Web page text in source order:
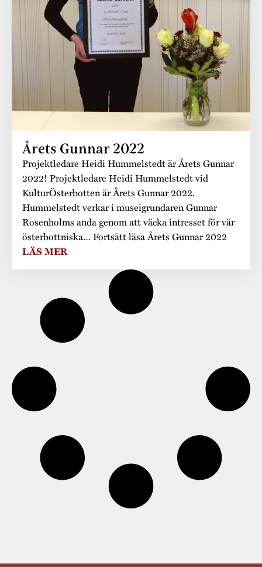
Tillgänglighet
Trygghet
Hållbar utveckling
Kontakta oss
Kalas på Stundars
Stundars teater
Jarl Hemmer
Byggnadsvård
Rödmyllan
Museipedagogik
Hantverk
Projekt
Stugornas Stundars
Museisamlingarna
Stundarsvänner
Marknader
Årsberättelser
Årets Gunnar
Stundars
Årets Gunnar 2022
Projektledare Heidi Hummelstedt är Årets Gunnar
2022! Projektledare Heidi Hummelstedt vid
KulturÖsterbotten är Årets Gunnar 2022.
Hummelstedt verkar i museigrundaren Gunnar
Rosenholms anda genom att väcka intresset för vår
österbottniska… Fortsätt läsa Årets Gunnar 2022
LÄS MER